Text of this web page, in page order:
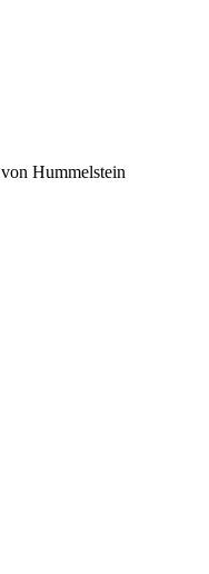
von Hummelstein